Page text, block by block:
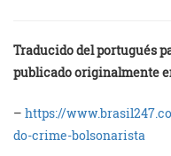
Traducido del portugués
publicado originalmente
– https://
do-crime-bolsonarista